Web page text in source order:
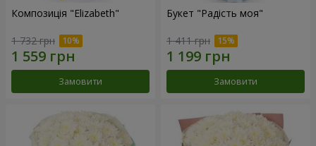
Композиція "Elizabeth"
1 732 грн
Замовити
Букет "Радість моя"
1 411 грн
Замовити